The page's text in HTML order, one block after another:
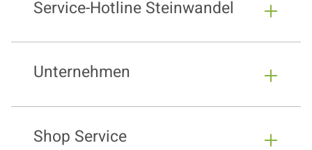
Service-Hotline Steinwandel
Unternehmen
Shop Service